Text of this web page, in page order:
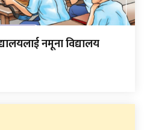
नमूना विद्यालय